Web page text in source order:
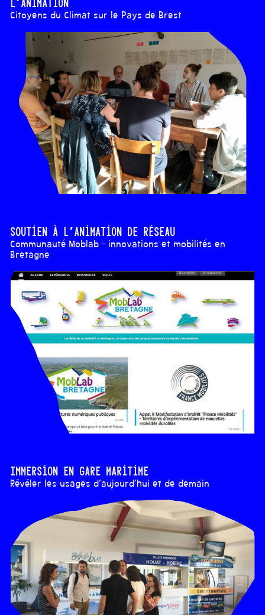
Citoyens du Climat sur le Pays de Brest
Soutien à l’animation de réseau
Communauté Moblab - innovations et mobilités en
Bretagne
Immersion en gare maritime
Révéler les usages d’aujourd’hui et de demain